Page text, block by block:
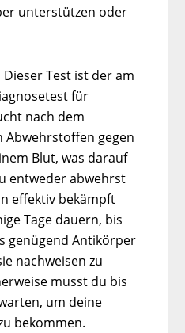
unterstützen oder
Dieser Test ist der am
für
nach dem
Abwehrstoffen gegen
Blut, was darauf
entweder abwehrst
effektiv bekämpft
Tage dauern, bis
genügend Antikörper
nachweisen zu
musst du bis
um deine
bekommen.